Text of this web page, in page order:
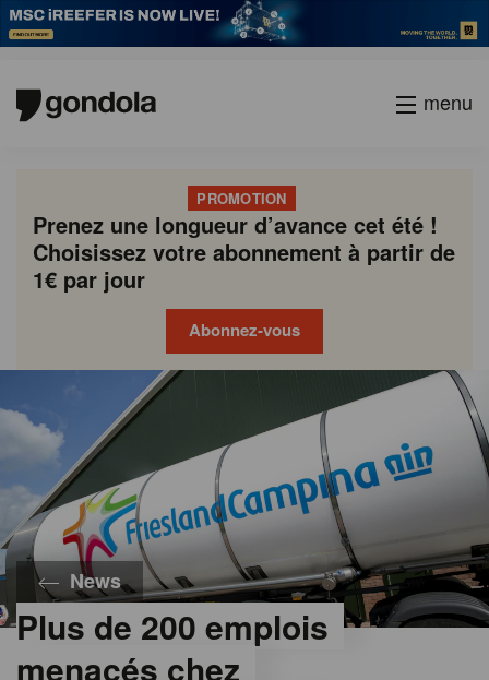
menu
PROMOTION
Prenez une longueur d’avance cet été !
Choisissez votre abonnement à partir de
1€ par jour
Abonnez-vous
News
Plus de 200 emplois
menacés chez
academy
society